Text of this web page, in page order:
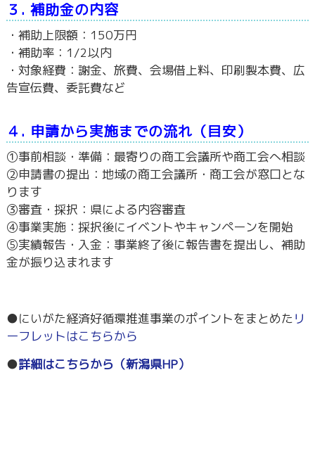
３. 補助金の内容
・補助上限額：150万円
・補助率：1/2以内
・対象経費：謝金、旅費、会場借上料、印刷製本費、広
告宣伝費、委託費など
４. 申請から実施までの流れ（目安）
①事前相談・準備：最寄りの商工会議所や商工会へ相談
②申請書の提出：地域の商工会議所・商工会が窓口とな
ります
③審査・採択：県による内容審査
④事業実施：採択後にイベントやキャンペーンを開始
⑤実績報告・入金：事業終了後に報告書を提出し、補助
金が振り込まれます
●にいがた経済好循環推進事業のポイントをまとめたリ
ーフレットはこちらから
●詳細はこちらから（新潟県HP）